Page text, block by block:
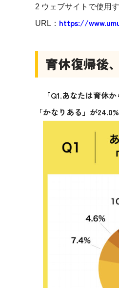
2 ウェブサイトで使用
URL： https://
育休復帰後
「Q1.あなたは育休か
「かなりある」が